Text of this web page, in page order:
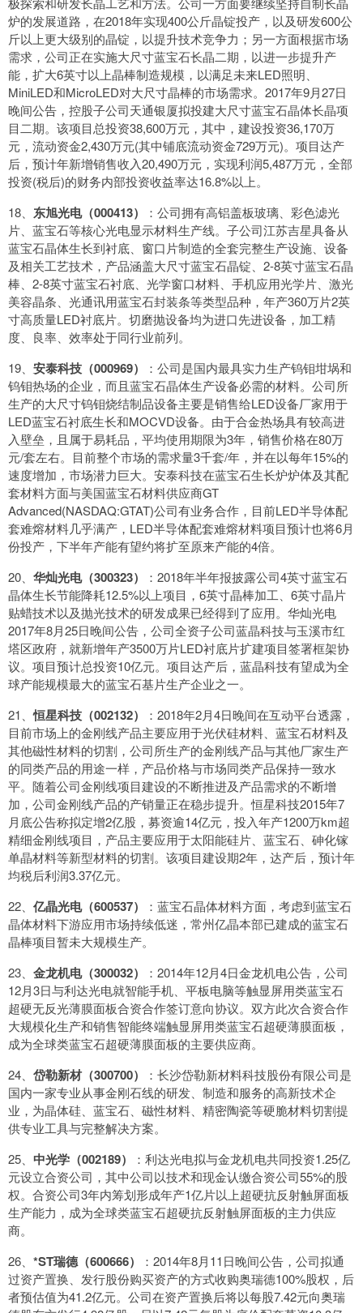
炉的发展道路，在2018年实现400公斤晶锭投产，以及研发600公
斤以上更大级别的晶锭，以提升技术竞争力；另一方面根据市场
需求，公司正在实施大尺寸蓝宝石长晶二期，以进一步提升产
能，扩大6英寸以上晶棒制造规模，以满足未来LED照明、
MiniLED和MicroLED对大尺寸晶棒的市场需求。2017年9月27日
晚间公告，控股子公司天通银厦拟投建大尺寸蓝宝石晶体长晶项
目二期。该项目总投资38,600万元，其中，建设投资36,170万
元，流动资金2,430万元(其中铺底流动资金729万元)。项目达产
后，预计年新增销售收入20,490万元，实现利润5,487万元，全部
投资(税后)的财务内部投资收益率达16.8%以上。
18、 东旭光电（000413）
：公司拥有高铝盖板玻璃、彩色滤光
片、蓝宝石等核心光电显示材料生产线。子公司江苏吉星具备从
蓝宝石晶体生长到衬底、窗口片制造的全套完整生产设施、设备
及相关工艺技术，产品涵盖大尺寸蓝宝石晶锭、2-8英寸蓝宝石晶
棒、2-8英寸蓝宝石衬底、光学窗口材料、手机应用光学片、激光
美容晶条、光通讯用蓝宝石封装条等类型品种，年产360万片2英
寸高质量LED衬底片。切磨抛设备均为进口先进设备，加工精
度、良率、效率处于同行业前列。
19、 安泰科技（000969）
：公司是国内最具实力生产钨钼坩埚和
钨钼热场的企业，而且蓝宝石晶体生产设备必需的材料。公司所
生产的大尺寸钨钼烧结制品设备主要是销售给LED设备厂家用于
LED蓝宝石衬底生长和MOCVD设备。由于合金热场具有较高进
入壁垒，且属于易耗品，平均使用期限为3年，销售价格在80万
元/套左右。目前整个市场的需求量3千套/年，并在以每年15%的
速度增加，市场潜力巨大。安泰科技在蓝宝石生长炉炉体及其配
套材料方面与美国蓝宝石材料供应商GT
Advanced(NASDAQ:GTAT)公司有业务合作，目前LED半导体配
套难熔材料几乎满产，LED半导体配套难熔材料项目预计也将6月
份投产，下半年产能有望约将扩至原来产能的4倍。
20、 华灿光电（300323）
：2018年半年报披露公司4英寸蓝宝石
晶体生长节能降耗12.5%以上项目，6英寸晶棒加工、6英寸晶片
贴蜡技术以及抛光技术的研发成果已经得到了应用。华灿光电
2017年8月25日晚间公告，公司全资子公司蓝晶科技与玉溪市红
塔区政府，就新增年产3500万片LED衬底片扩建项目签署框架协
议。项目预计总投资10亿元。项目达产后，蓝晶科技有望成为全
球产能规模最大的蓝宝石基片生产企业之一。
21、恒星科技（002132）
：2018年2月4日晚间在互动平台透露，
目前市场上的金刚线产品主要应用于光伏硅材料、蓝宝石材料及
其他磁性材料的切割，公司所生产的金刚线产品与其他厂家生产
的同类产品的用途一样，产品价格与市场同类产品保持一致水
平。随着公司金刚线项目建设的不断推进及产品需求的不断增
加，公司金刚线产品的产销量正在稳步提升。恒星科技2015年7
月底公告称拟定增2亿股，募资逾14亿元，投入年产1200万km超
精细金刚线项目，产品主要应用于太阳能硅片、蓝宝石、砷化镓
单晶材料等新型材料的切割。该项目建设期2年，达产后，预计年
均税后利润3.37亿元。
22、 亿晶光电（600537）
：蓝宝石晶体材料方面，考虑到蓝宝石
晶体材料下游应用市场持续低迷，常州亿晶本部已建成的蓝宝石
晶棒项目暂未大规模生产。
23、 金龙机电（300032）
：2014年12月4日金龙机电公告，公司
12月3日与利达光电就智能手机、平板电脑等触显屏用类蓝宝石
超硬无反光薄膜面板合资合作签订意向协议。双方此次合资合作
大规模化生产和销售智能终端触显屏用类蓝宝石超硬薄膜面板，
成为全球类蓝宝石超硬薄膜面板的主要供应商。
24、 岱勒新材（300700）
：长沙岱勒新材料科技股份有限公司是
国内一家专业从事金刚石线的研发、制造和服务的高新技术企
业，为晶体硅、蓝宝石、磁性材料、精密陶瓷等硬脆材料切割提
供专业工具与完整解决方案。
25、 中光学（002189）
：利达光电拟与金龙机电共同投资1.25亿
元设立合资公司，其中公司以技术和现金认缴合资公司55%的股
权。合资公司3年内筹划形成年产1亿片以上超硬抗反射触屏面板
生产能力，成为全球类蓝宝石超硬抗反射触屏面板的主力供应
商。
26、 *ST瑞德（600666）
：2014年8月11日晚间公告，公司拟通
过资产置换、发行股份购买资产的方式收购奥瑞德100%股权，后
者预估值为41.2亿元。公司在资产置换后将以每股7.42元向奥瑞